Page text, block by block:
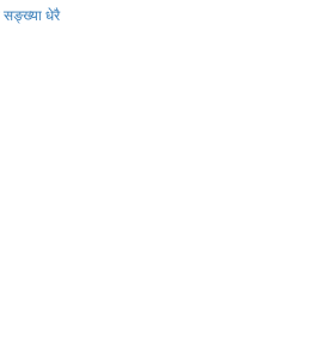
सङ्ख्या धेरै